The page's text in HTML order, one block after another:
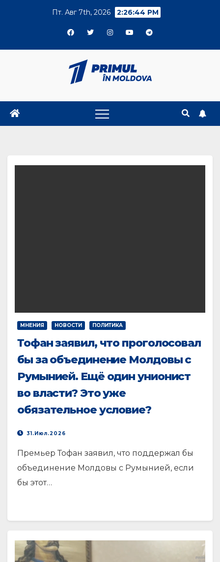
Пт. Авг 7th, 2026 2:26:45 PM
МНЕНИЯ НОВОСТИ ПОЛИТИКА
Тофан заявил, что проголосовал
бы за объединение Молдовы с
Румынией. Ещё один унионист
во власти? Это уже
обязательное условие?
31.Июл.2026
Премьер Тофан заявил, что поддержал бы
объединение Молдовы с Румынией, если
бы этот…